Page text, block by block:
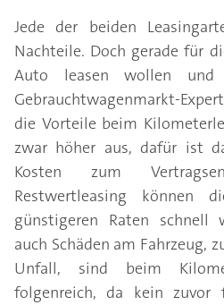
Jede der beiden
Nachteile. Doch gerade für
Auto leasen wollen und
Gebrauchtwagenmarkt-
die Vorteile beim
zwar höher aus, dafür ist
Kosten zum
Restwertleasing können
günstigeren Raten schnell
auch Schäden am Fahrzeug,
Unfall, sind beim
folgenreich, da kein zuvor